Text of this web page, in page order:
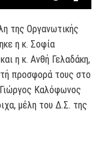
της Οργανωτικής
η κ. Σοφία
η κ. Ανθή Γελαδάκη,
προσφορά τους στο
Καλόφωνος
μέλη του Δ.Σ. της